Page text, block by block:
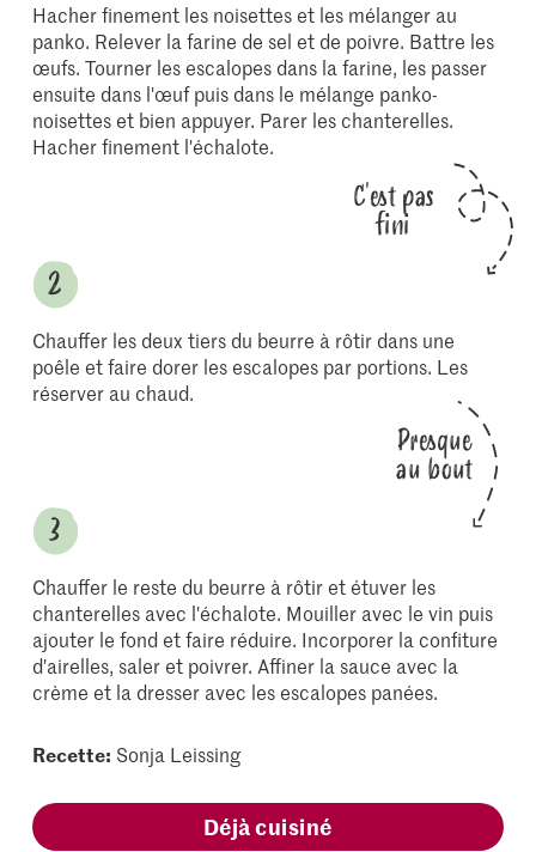
Hacher finement les noisettes et les mélanger au
panko. Relever la farine de sel et de poivre. Battre les
œufs. Tourner les escalopes dans la farine, les passer
ensuite dans l'œuf puis dans le mélange panko-
noisettes et bien appuyer. Parer les chanterelles.
Hacher finement l'échalote.
C'est pas
fini
Chauffer les deux tiers du beurre à rôtir dans une
poêle et faire dorer les escalopes par portions. Les
réserver au chaud.
Presque
au bout
Chauffer le reste du beurre à rôtir et étuver les
chanterelles avec l'échalote. Mouiller avec le vin puis
ajouter le fond et faire réduire. Incorporer la confiture
d'airelles, saler et poivrer. Affiner la sauce avec la
crème et la dresser avec les escalopes panées.
Recette: Sonja Leissing
Déjà cuisiné